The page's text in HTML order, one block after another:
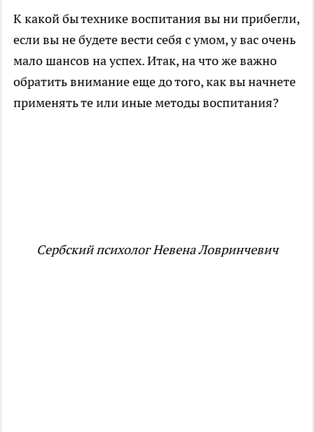
К какой бы технике воспитания вы ни прибегли,
если вы не будете вести себя с умом, у вас очень
мало шансов на успех. Итак, на что же важно
обратить внимание еще до того, как вы начнете
применять те или иные методы воспитания?
Сербский психолог Невена Ловринчевич